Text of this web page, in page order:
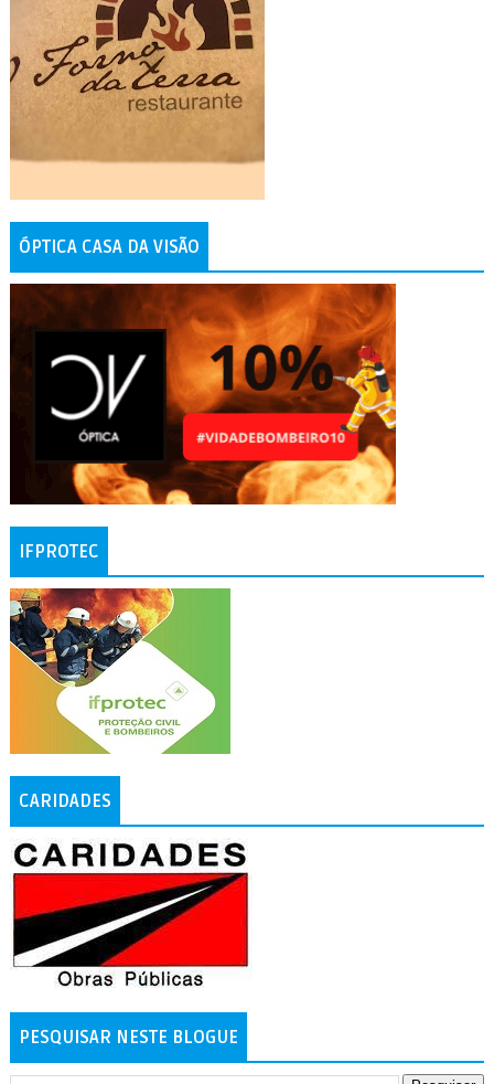
ÓPTICA CASA DA VISÃO
IFPROTEC
CARIDADES
PESQUISAR NESTE BLOGUE